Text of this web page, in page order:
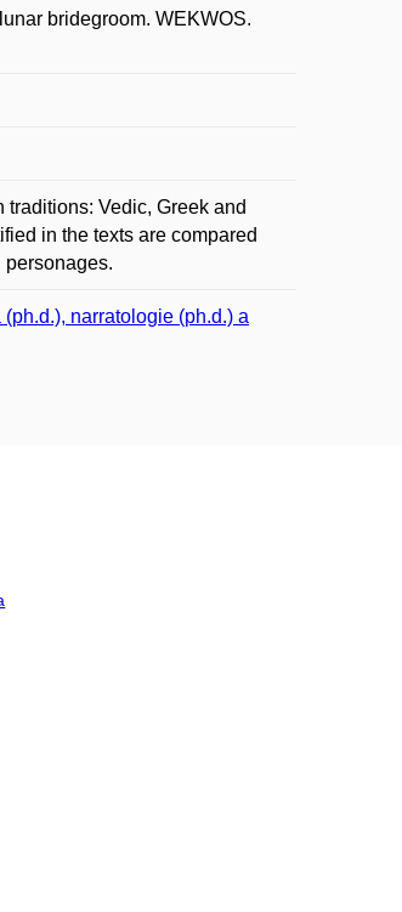
bridegroom. WEKWOS.
Vedic, Greek and
in the texts are compared
narratologie (ph.d.) a